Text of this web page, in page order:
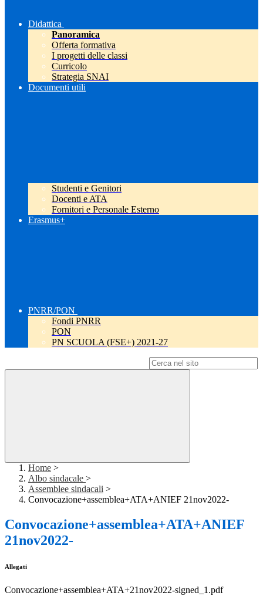
Didattica
Panoramica
Offerta formativa
I progetti delle classi
Curricolo
Strategia SNAI
Documenti utili
Studenti e Genitori
Docenti e ATA
Fornitori e Personale Esterno
Erasmus+
PNRR/PON
Fondi PNRR
PON
PN SCUOLA (FSE+) 2021-27
Home >
Albo sindacale >
Assemblee sindacali >
Convocazione+assemblea+ATA+ANIEF 21nov2022-
Convocazione+assemblea+ATA+ANIEF
21nov2022-
Allegati
Convocazione+assemblea+ATA+21nov2022-signed_1.pdf